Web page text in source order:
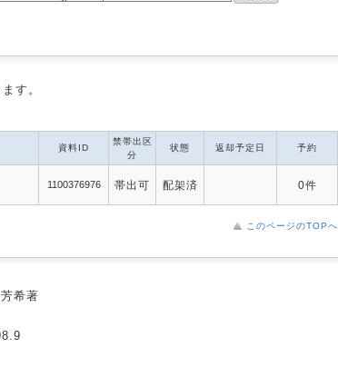
す。
資料ID
禁帯出区
分
状態 返却予定日 予約
1100376976 帯出可 配架済 0件
このページのTOPへ
希著